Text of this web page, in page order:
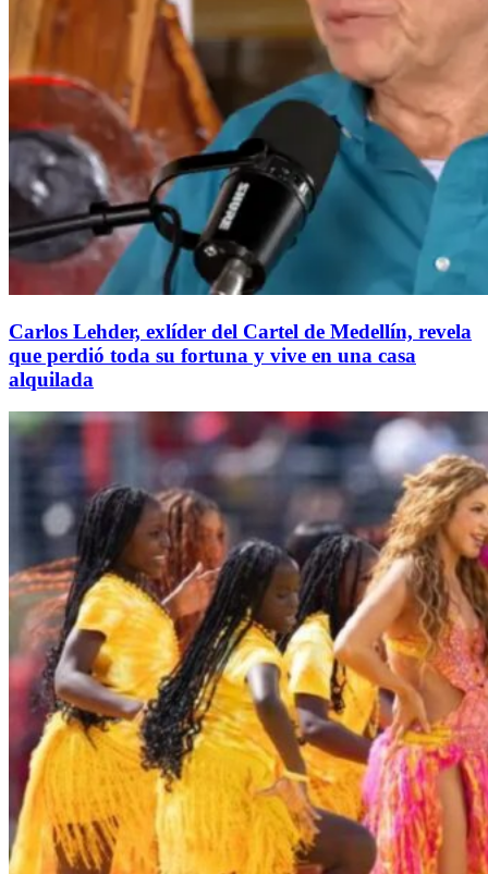
Carlos Lehder, exlíder del Cartel de Medellín, revela
que perdió toda su fortuna y vive en una casa
alquilada